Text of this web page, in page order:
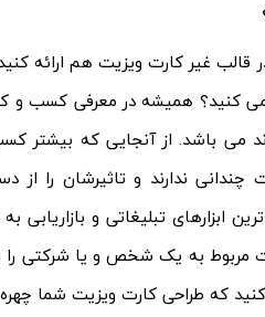
قالب غیر کارت ویزیت هم ارائه
کنید؟ همیشه در معرفی کسب و
می باشد. از آنجایی که بیشتر
ندارند و تاثیرشان را از
ابزارهای تبلیغاتی و
مربوط به یک شخص و یا شرکتی را
که طراحی کارت ویزیت شما